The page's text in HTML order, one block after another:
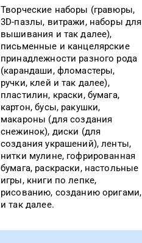
Творческие наборы (гравюры,
3D-пазлы, витражи, наборы для
вышивания и так далее),
письменные и канцелярские
принадлежности разного рода
(карандаши, фломастеры,
ручки, клей и так далее),
пластилин, краски, бумага,
картон, бусы, ракушки,
макароны (для создания
снежинок), диски (для
создания украшений), ленты,
нитки мулине, гофрированная
бумага, раскраски, настольные
игры, книги по лепке,
рисованию, созданию оригами,
и так далее.